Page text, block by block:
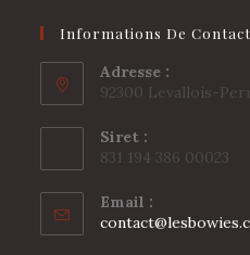
Informations De Contact
Adresse :
92300 Levallois-
Siret :
831 194 386 00023
Email :